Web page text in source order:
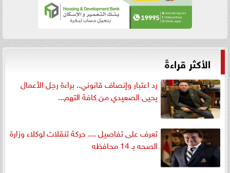
الأكثر قراءةً
رد اعتبار وإنصاف قانوني.. براءة رجل الأعمال
يحيى الصعيدي من كافة التهم...
تعرف على تفاصيل .... حركة تنقلات لوكلاء وزارة
الصحه بـ 14 محافظه